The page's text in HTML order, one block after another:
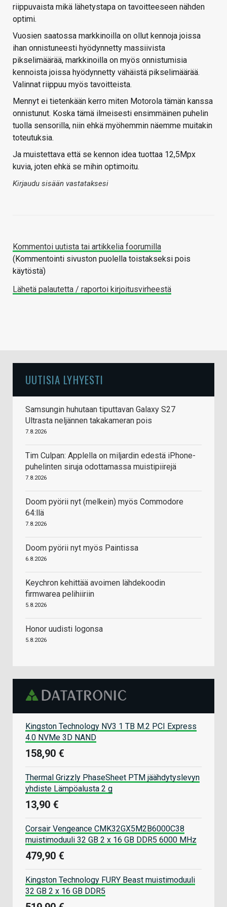
riippuvaista mikä lähetystapa on tavoitteeseen nähden
optimi.
Vuosien saatossa markkinoilla on ollut kennoja joissa
ihan onnistuneesti hyödynnetty massiivista
pikselimäärää, markkinoilla on myös onnistumisia
kennoista joissa hyödynnetty vähäistä pikselimäärää.
Valinnat riippuu myös tavoitteista.
Mennyt ei tietenkään kerro miten Motorola tämän kanssa
onnistunut. Koska tämä ilmeisesti ensimmäinen puhelin
tuolla sensorilla, niin ehkä myöhemmin näemme muitakin
toteutuksia.
Ja muistettava että se kennon idea tuottaa 12,5Mpx
kuvia, joten ehkä se mihin optimoitu.
Kirjaudu sisään vastataksesi
Kommentoi uutista tai artikkelia foorumilla
(Kommentointi sivuston puolella toistakseksi pois
käytöstä)
Lähetä palautetta / raportoi kirjoitusvirheestä
UUTISIA LYHYESTI
Samsungin huhutaan tiputtavan Galaxy S27
Ultrasta neljännen takakameran pois
7.8.2026
Tim Culpan: Applella on miljardin edestä iPhone-
puhelinten siruja odottamassa muistipiirejä
7.8.2026
Doom pyörii nyt (melkein) myös Commodore
64:llä
7.8.2026
Doom pyörii nyt myös Paintissa
6.8.2026
Keychron kehittää avoimen lähdekoodin
firmwarea pelihiiriin
5.8.2026
Honor uudisti logonsa
5.8.2026
Kingston Technology NV3 1 TB M.2 PCI Express
4.0 NVMe 3D NAND
158,90 €
Thermal Grizzly PhaseSheet PTM jäähdytyslevyn
yhdiste Lämpöalusta 2 g
13,90 €
Corsair Vengeance CMK32GX5M2B6000C38
muistimoduuli 32 GB 2 x 16 GB DDR5 6000 MHz
479,90 €
Kingston Technology FURY Beast muistimoduuli
32 GB 2 x 16 GB DDR5